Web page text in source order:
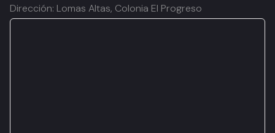
Dirección: Lomas Altas, Colonia El Progreso